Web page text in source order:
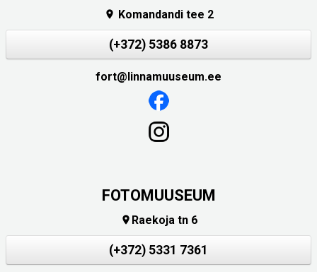
 Komandandi tee 2
(+372) 5386 8873
fort@linnamuuseum.ee
FOTOMUUSEUM
 Raekoja tn 6
(+372) 5331 7361